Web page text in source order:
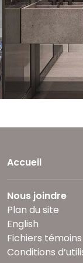
Accueil
Nous joindre
Plan du site
English
Fichiers témoins
Conditions